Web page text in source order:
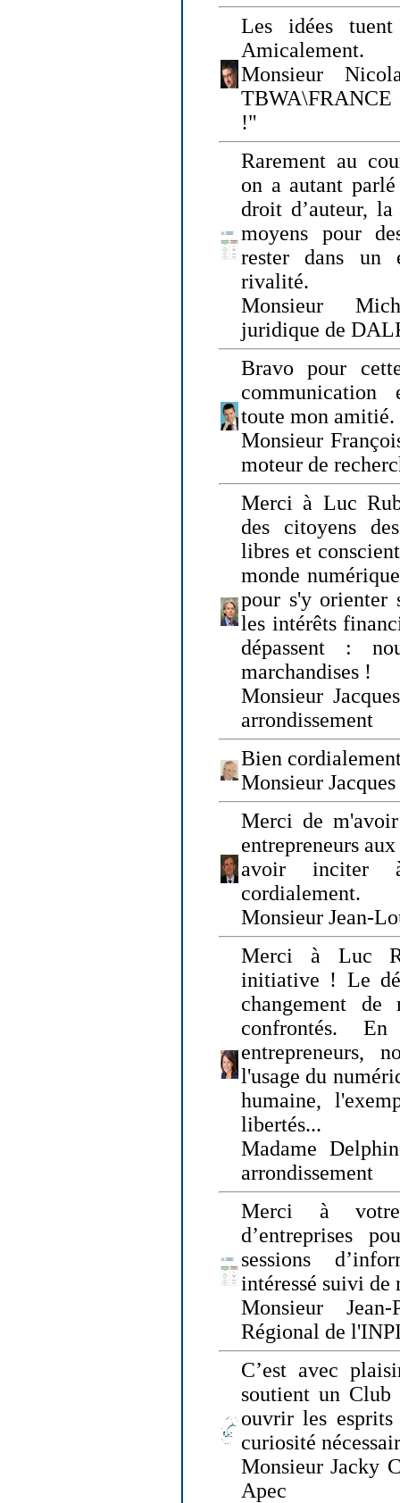
Les idées
Amicalement.
Monsieur
TBWA\FRANCE
!"
Rarement au
on a autant
droit d’auteur,
moyens pour
rester dans un
rivalité.
Monsieur
juridique de
Bravo pour
communication
toute mon amitié.
Monsieur
moteur de
Merci à Luc
des citoyens
libres et
monde
pour s'y orienter
les intérêts
dépassent :
marchandises !
Monsieur
arrondissement
Bien
Monsieur
Merci de
entrepreneurs
avoir inciter
cordialement.
Monsieur Jean-
Merci à Luc
initiative ! Le
changement de
confrontés.
entrepreneurs,
l'usage du
humaine,
libertés...
Madame
arrondissement
Merci à
d’entreprises
sessions
intéressé suivi de
Monsieur
Régional de
C’est avec
soutient un Club
ouvrir les
curiosité
Monsieur Jacky
Apec